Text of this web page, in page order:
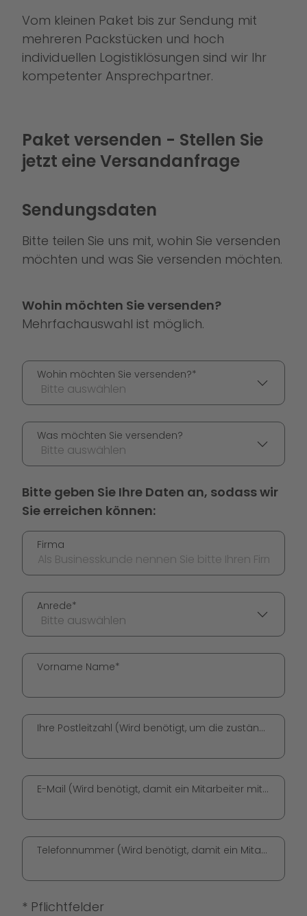
Vom kleinen Paket bis zur Sendung mit
mehreren Packstücken und hoch
individuellen Logistiklösungen sind wir Ihr
kompetenter Ansprechpartner.
Paket versenden - Stellen Sie
jetzt eine Versandanfrage
Sendungsdaten
Bitte teilen Sie uns mit, wohin Sie versenden
möchten und was Sie versenden möchten.
Wohin möchten Sie versenden?
Mehrfachauswahl ist möglich.
Wohin möchten Sie versenden?*
Bitte auswählen
Was möchten Sie versenden?
Bitte auswählen
Bitte geben Sie Ihre Daten an, sodass wir
Sie erreichen können:
Firma
Anrede*
Bitte auswählen
Vorname Name*
Ihre Postleitzahl (Wird benötigt, um die zuständige GO! Station zu ermitteln.)*
E-Mail (Wird benötigt, damit ein Mitarbeiter mit Ihnen in Kontakt treten kann.)*
Telefonnummer (Wird benötigt, damit ein Mitarbeiter mit Ihnen in Kontakt treten kann.)*
* Pflichtfelder